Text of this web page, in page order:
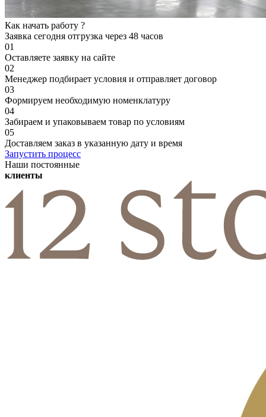
Как начать работу ?
Заявка сегодня отгрузка через 48 часов
01
Оставляете заявку на сайте
02
Менеджер подбирает условия и отправляет договор
03
Формируем необходимую номенклатуру
04
Забираем и упаковываем товар по условиям
05
Доставляем заказ в указанную дату и время
Запустить процесс
Наши постоянные
клиенты